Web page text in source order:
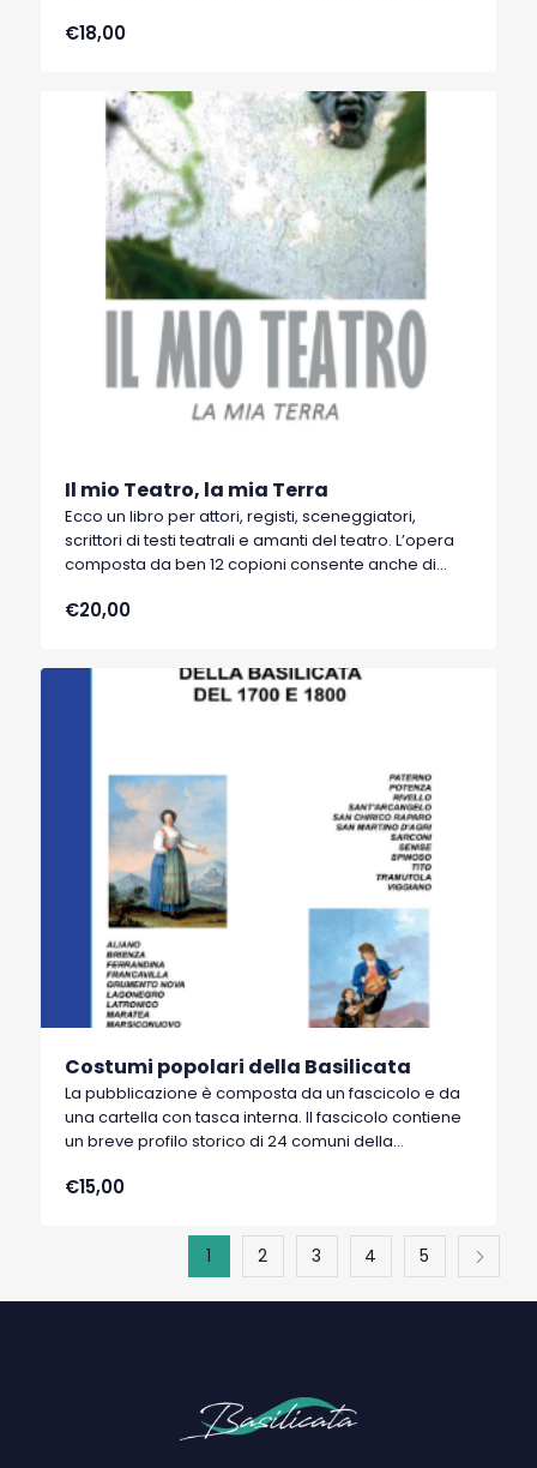
economico del Sud, con particolare riferimento alla
€18,00
Il mio Teatro, la mia Terra
Ecco un libro per attori, registi, sceneggiatori,
scrittori di testi teatrali e amanti del teatro. L’opera
composta da ben 12 copioni consente anche di
da un testo letterario (Pirandello, Albino Pierro,
€20,00
Costumi popolari della Basilicata
La pubblicazione è composta da un fascicolo e da
una cartella con tasca interna. Il fascicolo contiene
un breve profilo storico di 24 comuni della
su cartoncino formato A/4 di 24 costumi popolari
Borbone nel 1782 che incaricò alcuni pittori di
dipingere i costumi più significativi del Regno.
€15,00
1 2 3 4 5